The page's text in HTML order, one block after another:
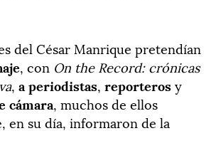
del César Manrique pretendían
, con On the Record: crónicas
, a periodistas, reporterosy
cámara, muchos de ellos
en su día, informaron de la